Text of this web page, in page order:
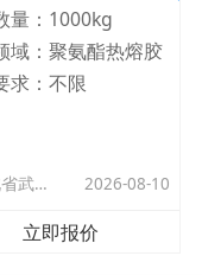
量： 1000kg
域：聚氨酯热熔胶
求：不限
湖北省武汉市洪山区珞狮路122号武汉理工大孵化楼B座1701室 2026-08-10
立即报价